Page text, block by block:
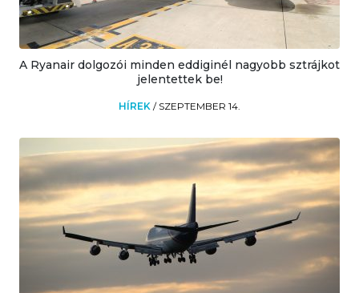
A Ryanair dolgozói minden eddiginél nagyobb sztrájkot
jelentettek be!
HÍREK / SZEPTEMBER 14.